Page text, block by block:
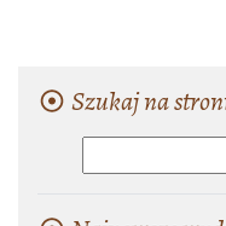
Szukaj na